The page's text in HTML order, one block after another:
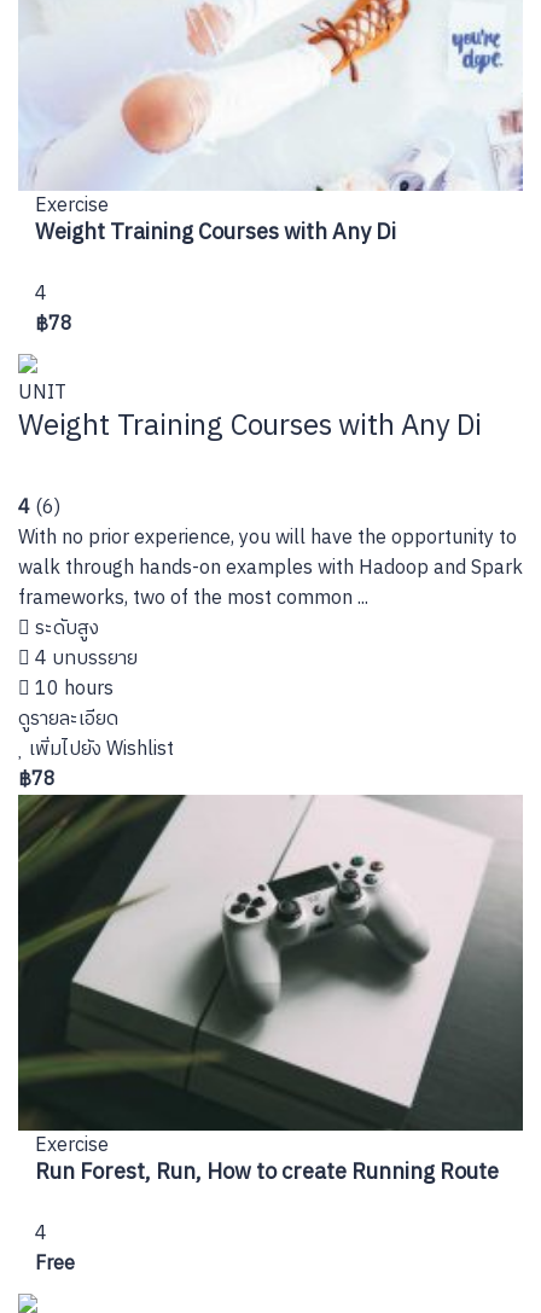
Exercise
Weight Training Courses with Any Di
4
฿78
UNIT
Weight Training Courses with Any Di
4(6)
With no prior experience, you will have the opportunity to
walk through hands-on examples with Hadoop and Spark
frameworks, two of the most common ...
ระดับสูง
4 บทบรรยาย
10 hours
ดูรายละเอียด
เพิ่มไปยัง Wishlist
฿78
Exercise
Run Forest, Run, How to create Running Route
4
Free